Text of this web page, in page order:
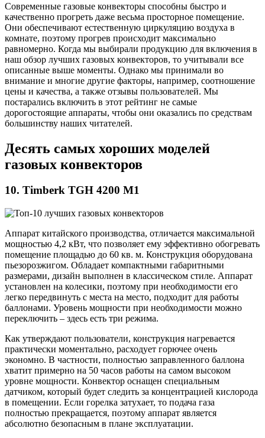
Современные газовые конвекторы способны быстро и
качественно прогреть даже весьма просторное помещение.
Они обеспечивают естественную циркуляцию воздуха в
комнате, поэтому прогрев происходит максимально
равномерно. Когда мы выбирали продукцию для включения в
наш обзор лучших газовых конвекторов, то учитывали все
описанные выше моменты. Однако мы принимали во
внимание и многие другие факторы, например, соотношение
цены и качества, а также отзывы пользователей. Мы
постарались включить в этот рейтинг не самые
дорогостоящие аппараты, чтобы они оказались по средствам
большинству наших читателей.
Десять самых хороших моделей
газовых конвекторов
10. Timberk TGH 4200 M1
Аппарат китайского производства, отличается максимальной
мощностью 4,2 кВт, что позволяет ему эффективно обогревать
помещение площадью до 60 кв. м. Конструкция оборудована
пьезорозжигом. Обладает компактными габаритными
размерами, дизайн выполнен в классическом стиле. Аппарат
установлен на колесики, поэтому при необходимости его
легко передвинуть с места на место, подходит для работы
баллонами. Уровень мощности при необходимости можно
переключить – здесь есть три режима.
Как утверждают пользователи, конструкция нагревается
практически моментально, расходует горючее очень
экономно. В частности, полностью заправленного баллона
хватит примерно на 50 часов работы на самом высоком
уровне мощности. Конвектор оснащен специальным
датчиком, который будет следить за концентрацией кислорода
в помещении. Если горелка затухает, то подача газа
полностью прекращается, поэтому аппарат является
абсолютно безопасным в плане эксплуатации.